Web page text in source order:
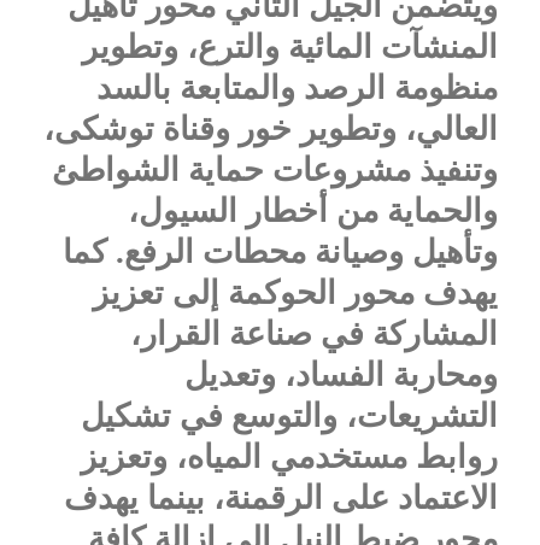
المنشآت المائية والترع، وتطوير
منظومة الرصد والمتابعة بالسد
العالي، وتطوير خور وقناة توشكى،
وتنفيذ مشروعات حماية الشواطئ
والحماية من أخطار السيول،
وتأهيل وصيانة محطات الرفع. كما
يهدف محور الحوكمة إلى تعزيز
المشاركة في صناعة القرار،
ومحاربة الفساد، وتعديل
التشريعات، والتوسع في تشكيل
روابط مستخدمي المياه، وتعزيز
الاعتماد على الرقمنة، بينما يهدف